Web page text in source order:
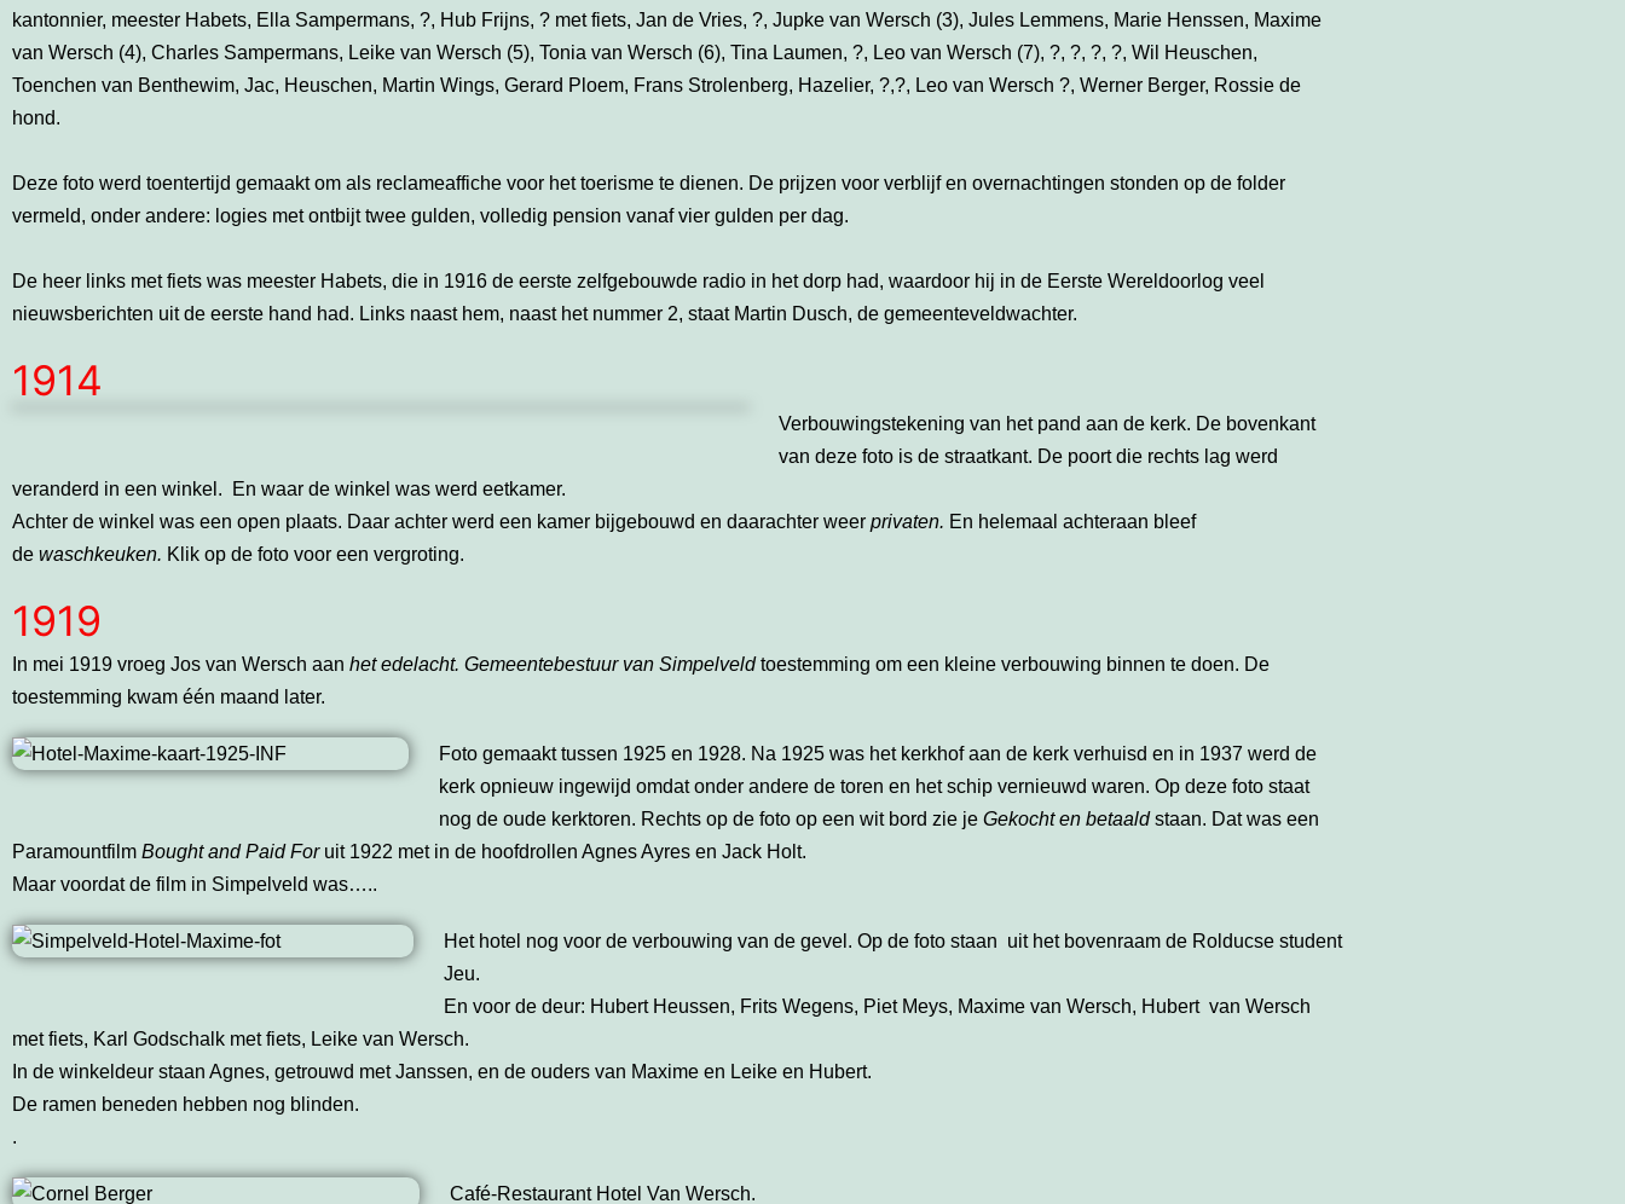
kantonnier, meester Habets, Ella Sampermans, ?, Hub Frijns, ? met fiets, Jan de Vries, ?, Jupke van Wersch (3), Jules Lemmens, Marie Henssen, Maxime
van Wersch (4), Charles Sampermans, Leike van Wersch (5), Tonia van Wersch (6), Tina Laumen, ?, Leo van Wersch (7), ?, ?, ?, ?, Wil Heuschen,
Toenchen van Benthewim, Jac, Heuschen, Martin Wings, Gerard Ploem, Frans Strolenberg, Hazelier, ?,?, Leo van Wersch ?, Werner Berger, Rossie de
hond.
Deze foto werd toentertijd gemaakt om als reclameaffiche voor het toerisme te dienen. De prijzen voor verblijf en overnachtingen stonden op de folder
vermeld, onder andere: logies met ontbijt twee gulden, volledig pension vanaf vier gulden per dag.
De heer links met fiets was meester Habets, die in 1916 de eerste zelfgebouwde radio in het dorp had, waardoor hij in de Eerste Wereldoorlog veel
nieuwsberichten uit de eerste hand had. Links naast hem, naast het nummer 2, staat Martin Dusch, de gemeenteveldwachter.
1914
Verbouwingstekening van het pand aan de kerk. De bovenkant
van deze foto is de straatkant. De poort die rechts lag werd
veranderd in een winkel. En waar de winkel was werd eetkamer.
Achter de winkel was een open plaats. Daar achter werd een kamer bijgebouwd en daarachter weer privaten. En helemaal achteraan bleef
de waschkeuken. Klik op de foto voor een vergroting.
1919
In mei 1919 vroeg Jos van Wersch aan het edelacht. Gemeentebestuur van Simpelveldtoestemming om een kleine verbouwing binnen te doen. De
toestemming kwam één maand later.
Foto gemaakt tussen 1925 en 1928. Na 1925 was het kerkhof aan de kerk verhuisd en in 1937 werd de
kerk opnieuw ingewijd omdat onder andere de toren en het schip vernieuwd waren. Op deze foto staat
nog de oude kerktoren. Rechts op de foto op een wit bord zie je Gekocht en betaaldstaan. Dat was een
Paramountfilm Bought and Paid Foruit 1922 met in de hoofdrollen Agnes Ayres en Jack Holt.
Maar voordat de film in Simpelveld was…..
Het hotel nog voor de verbouwing van de gevel. Op de foto staan uit het bovenraam de Rolducse student
Jeu.
En voor de deur: Hubert Heussen, Frits Wegens, Piet Meys, Maxime van Wersch, Hubert van Wersch
met fiets, Karl Godschalk met fiets, Leike van Wersch.
In de winkeldeur staan Agnes, getrouwd met Janssen, en de ouders van Maxime en Leike en Hubert.
De ramen beneden hebben nog blinden.
.
Café-Restaurant Hotel Van Wersch.